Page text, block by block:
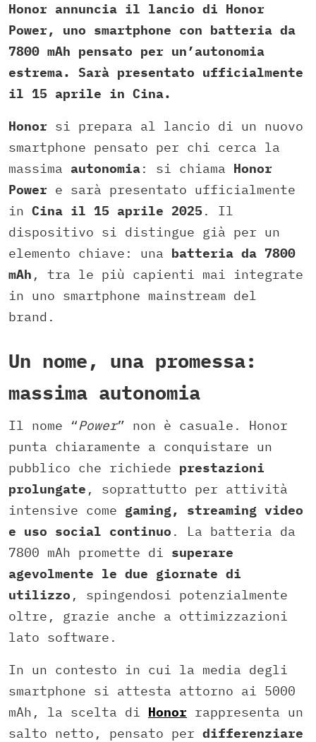
Honor annuncia il lancio di Honor
Power, uno smartphone con batteria da
7800 mAh pensato per un’autonomia
estrema. Sarà presentato ufficialmente
il 15 aprile in Cina.
Honor si prepara al lancio di un nuovo
smartphone pensato per chi cerca la
massima autonomia: si chiama Honor
Power e sarà presentato ufficialmente
in Cina il 15 aprile 2025. Il
dispositivo si distingue già per un
elemento chiave: una batteria da 7800
mAh , tra le più capienti mai integrate
in uno smartphone mainstream del
brand.
Un nome, una promessa:
massima autonomia
Il nome “Power” non è casuale. Honor
punta chiaramente a conquistare un
pubblico che richiede prestazioni
prolungate , soprattutto per attività
intensive come gaming, streaming video
e uso social continuo . La batteria da
7800 mAh promette di superare
agevolmente le due giornate di
utilizzo , spingendosi potenzialmente
oltre, grazie anche a ottimizzazioni
lato software.
In un contesto in cui la media degli
smartphone si attesta attorno ai 5000
mAh, la scelta di Honor rappresenta un
salto netto, pensato per differenziare